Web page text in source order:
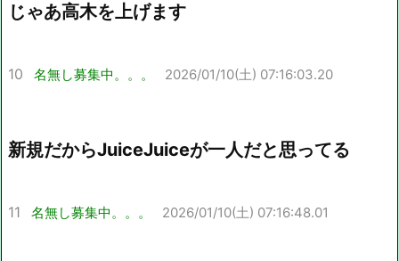
じゃあ高木を上げます
10 名無し募集中。。。 2026/01/10(土) 07:16:03.20
新規だからJuiceJuiceが一人だと思ってる
11 名無し募集中。。。 2026/01/10(土) 07:16:48.01